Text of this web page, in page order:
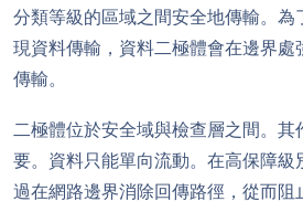
分類等級的區域之間安全地傳輸。為
現資料傳輸，資料二極體會在邊界處
傳輸。
二極體位於安全域與檢查層之間。其
要。資料只能單向流動。在高保障級
過在網路邊界消除回傳路徑，從而阻